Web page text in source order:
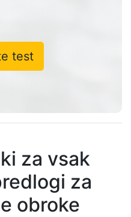
test
za vsak
za
obroke